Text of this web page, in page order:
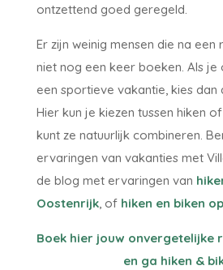
ontzettend goed geregeld.
Er zijn weinig mensen die na een
niet nog een keer boeken. Als
een sportieve vakantie, kies dan
Hier kun je kiezen tussen hiken
kunt ze natuurlijk combineren.
ervaringen van vakanties met
de blog met ervaringen van
Oostenrijk, of hiken en biken
Boek hier jouw onvergetelijke
en ga hiken &